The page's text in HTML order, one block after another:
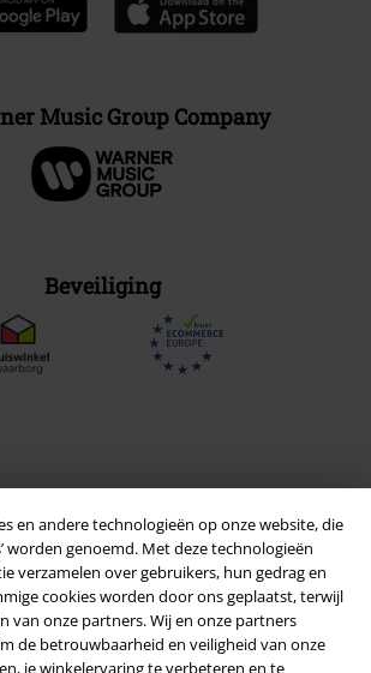
en andere technologieën op onze website, die
worden genoemd. Met deze technologieën
verzamelen over gebruikers, hun gedrag en
cookies worden door ons geplaatst, terwijl
van onze partners. Wij en onze partners
de betrouwbaarheid en veiligheid van onze
je winkelervaring te verbeteren en te
Music Group Company
Beveiliging